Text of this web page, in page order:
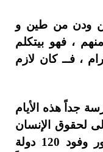
ودن من طين و
، فهو بيتكلم
، فــ كان لازم
جداً هذه الأيام
لحقوق الإنسان
التابع للأمم المتحدة وسط حضور وفود 120 دولة